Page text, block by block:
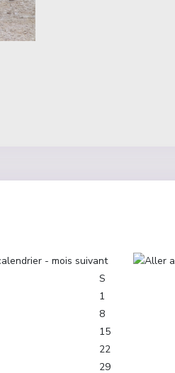
S
1
8
15
22
29